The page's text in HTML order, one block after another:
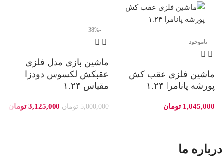
ناموجود
ماشین فلزی عقب کش
پورشه پانامرا ۱.۲۴
1,045,000 تومان
-38%
ماشین بازی مدل فلزی
عقبکش لکسوس دودزا
مقیاس ۱.۲۴
5,000,000 تومان 3,125,000 تومان
درباره ما